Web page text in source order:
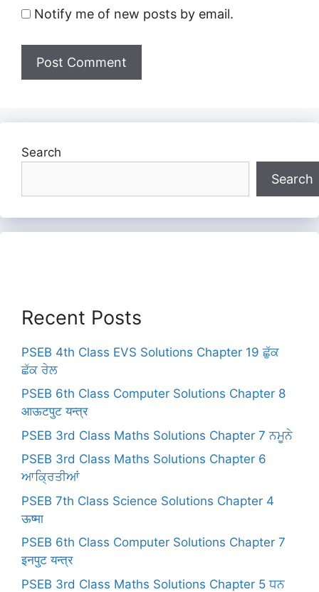
Notify me of new posts by email.
Search
Search
Recent Posts
PSEB 4th Class EVS Solutions Chapter 19 ਛੁੱਕ
ਛੱਕ ਰੇਲ
PSEB 6th Class Computer Solutions Chapter 8
आऊटपुट यन्त्र
PSEB 3rd Class Maths Solutions Chapter 7 ਨਮੂਨੇ
PSEB 3rd Class Maths Solutions Chapter 6
ਆਕ੍ਰਿਤੀਆਂ
PSEB 7th Class Science Solutions Chapter 4
ऊष्मा
PSEB 6th Class Computer Solutions Chapter 7
इनपुट यन्त्र
PSEB 3rd Class Maths Solutions Chapter 5 ਧਨ